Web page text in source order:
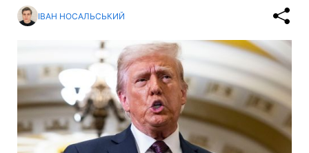
ІВАН НОСАЛЬСЬКИЙ